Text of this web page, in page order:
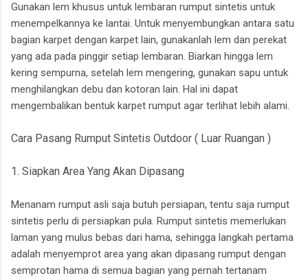
Gunakan lem khusus untuk lembaran rumput sintetis untuk
menempelkannya ke lantai. Untuk menyembungkan antara satu
bagian karpet dengan karpet lain, gunakanlah lem dan perekat
yang ada pada pinggir setiap lembaran. Biarkan hingga lem
kering sempurna, setelah lem mengering, gunakan sapu untuk
menghilangkan debu dan kotoran lain. Hal ini dapat
mengembalikan bentuk karpet rumput agar terlihat lebih alami.
Cara Pasang Rumput Sintetis Outdoor ( Luar Ruangan )
1. Siapkan Area Yang Akan Dipasang
Menanam rumput asli saja butuh persiapan, tentu saja rumput
sintetis perlu di persiapkan pula. Rumput sintetis memerlukan
laman yang mulus bebas dari hama, sehingga langkah pertama
adalah menyemprot area yang akan dipasang rumput dengan
semprotan hama di semua bagian yang pernah tertanam